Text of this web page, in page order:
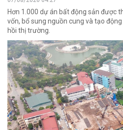
Hơn 1.000 dự án bất động sản được
vốn, bổ sung nguồn cung và tạo
hồi thị trường.